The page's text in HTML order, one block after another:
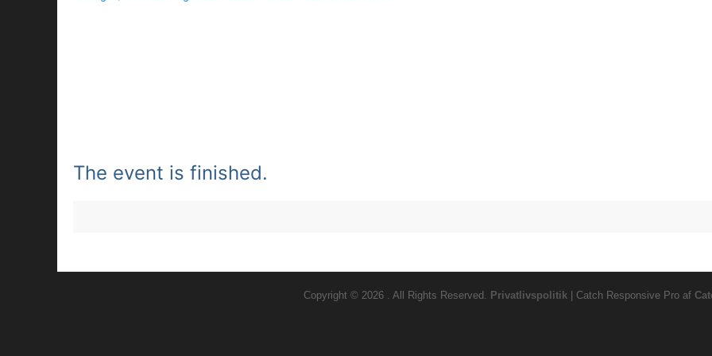
The event is finished.
Copyright © 2026 . All Rights Reserved. Privatlivspolitik | Catch Responsive Pro af